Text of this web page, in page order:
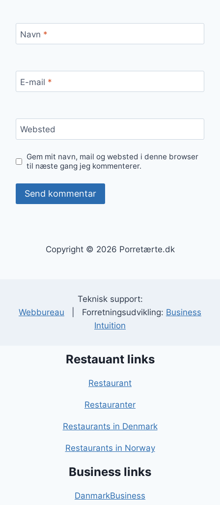
Navn *
E-mail *
Websted
Gem mit navn, mail og websted i denne browser
til næste gang jeg kommenterer.
Copyright © 2026 Porretærte.dk
Teknisk support:
Webbureau | Forretningsudvikling: Business
Intuition
Restauant links
Restaurant
Restauranter
Restaurants in Denmark
Restaurants in Norway
Business links
DanmarkBusiness